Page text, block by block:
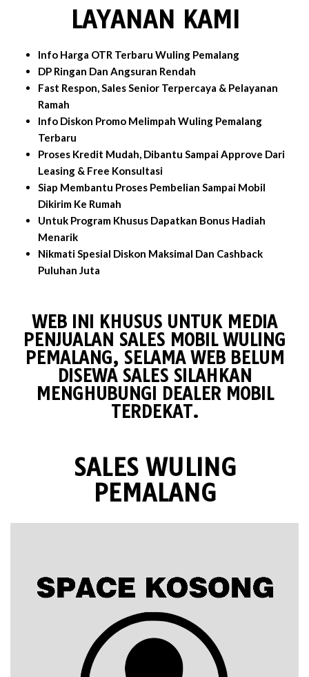
LAYANAN KAMI
Info Harga OTR Terbaru Wuling Pemalang
DP Ringan Dan Angsuran Rendah
Fast Respon, Sales Senior Terpercaya & Pelayanan
Ramah
Info Diskon Promo Melimpah Wuling Pemalang
Terbaru
Proses Kredit Mudah, Dibantu Sampai Approve Dari
Leasing & Free Konsultasi
Siap Membantu Proses Pembelian Sampai Mobil
Dikirim Ke Rumah
Untuk Program Khusus Dapatkan Bonus Hadiah
Menarik
Nikmati Spesial Diskon Maksimal Dan Cashback
Puluhan Juta
WEB INI KHUSUS UNTUK MEDIA
PENJUALAN SALES MOBIL WULING
PEMALANG, SELAMA WEB BELUM
DISEWA SALES SILAHKAN
MENGHUBUNGI DEALER MOBIL
TERDEKAT.
SALES WULING
PEMALANG